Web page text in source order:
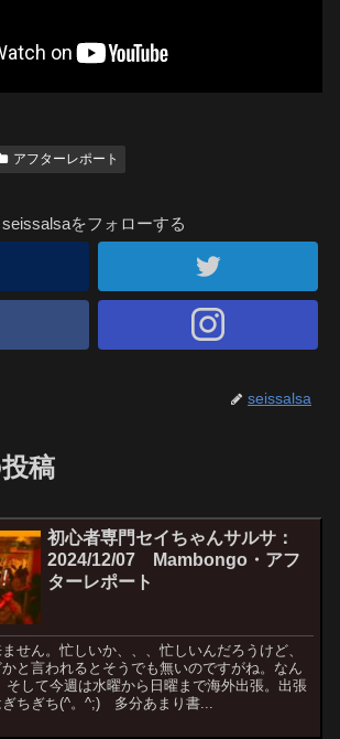
アフターレポート
seissalsaをフォローする
seissalsa
稿
初心者専門セイちゃんサルサ：
2024/12/07 Mambongo・アフ
ターレポート
せん。忙しいか、、、忙しいんだろうけど、
と言われるとそうでも無いのですがね。なん
そして今週は水曜から日曜まで海外出張。出張
ちぎち(^。^;) 多分あまり書...